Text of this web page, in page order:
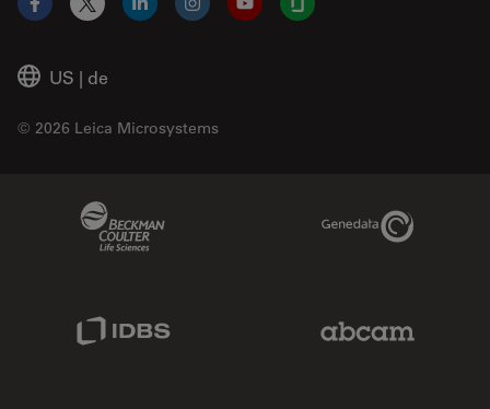
US | de
© 2026 Leica Microsystems
Facebook
X LinkedInInstagramYouTubeGlassdoor
Genedata Link
IDBS Link